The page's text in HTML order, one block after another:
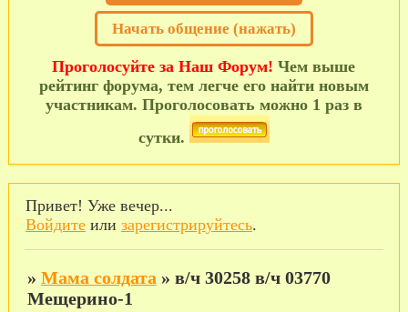
Начать общение (нажать)
Проголосуйте за Наш Форум! Чем выше
рейтинг форума, тем легче его найти новым
участникам. Проголосовать можно 1 раз в
сутки.
Привет! Уже вечер...
Войдитеили зарегистрируйтесь.
» Мама солдата » в/ч 30258 в/ч 03770
Мещерино-1